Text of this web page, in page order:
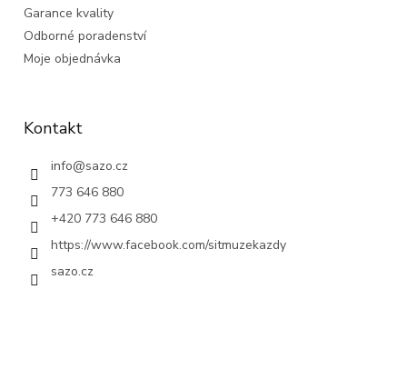
Garance kvality
Odborné poradenství
Moje objednávka
Kontakt
info@sazo.cz
773 646 880
+420 773 646 880
https://www.facebook.com/sitmuzekazdy
sazo.cz